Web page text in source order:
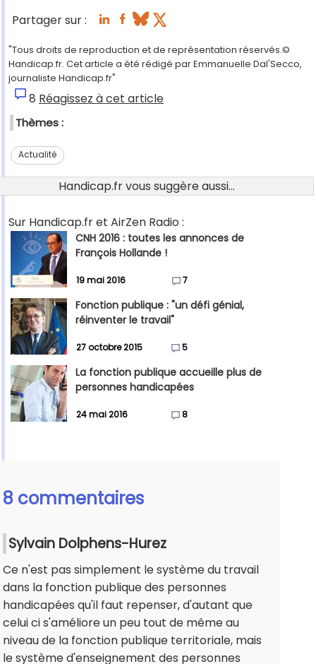
Partager sur :
"Tous droits de reproduction et de représentation réservés.©
Handicap.fr. Cet article a été rédigé par Emmanuelle Dal'Secco,
journaliste Handicap.fr"
8 Réagissez à cet article
Thèmes :
Actualité
Handicap.fr vous suggère aussi...
Sur Handicap.fr et AirZen Radio :
CNH 2016 : toutes les annonces de
François Hollande !
19 mai 2016 7
Fonction publique : "un défi génial,
réinventer le travail"
27 octobre 2015 5
La fonction publique accueille plus de
personnes handicapées
24 mai 2016 8
8 commentaires
Sylvain Dolphens-Hurez
Ce n'est pas simplement le système du travail
dans la fonction publique des personnes
handicapées qu'il faut repenser, d'autant que
celui ci s'améliore un peu tout de même au
niveau de la fonction publique territoriale, mais
le système d'enseignement des personnes